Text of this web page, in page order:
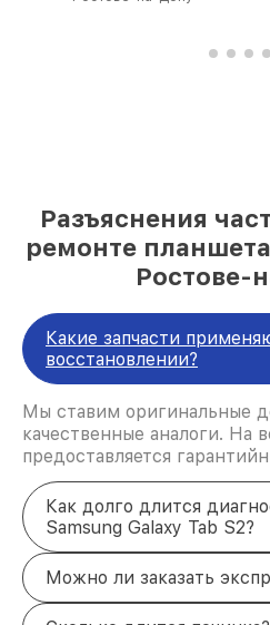
Разъяснения
ремонте
Ростове-
Какие запчасти
восстановлении?
Мы ставим оригинальные
качественные аналоги. На
предоставляется
Как долго длится
Samsung Galaxy Tab S2?
Можно ли заказать